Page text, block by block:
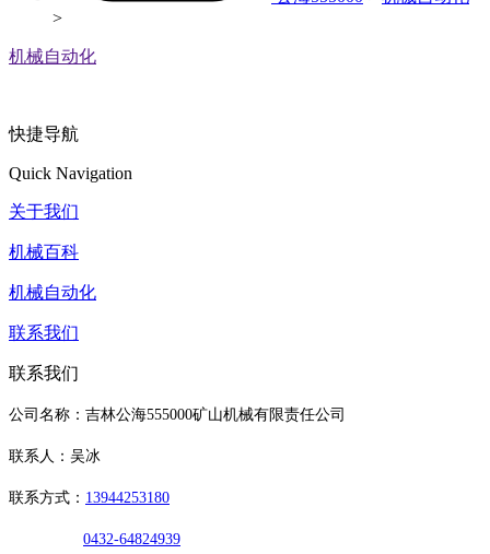
>
机械自动化
快捷导航
Quick Navigation
关于我们
机械百科
机械自动化
联系我们
联系我们
公司名称：吉林公海555000矿山机械有限责任公司
联系人：吴冰
联系方式： 13944253180
0432-64824939